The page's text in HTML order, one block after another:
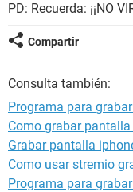
PD: Recuerda: ¡¡NO
Compartir
Consulta también:
Programa para
Como grabar
Grabar pantalla
Como usar stremio
Programa para